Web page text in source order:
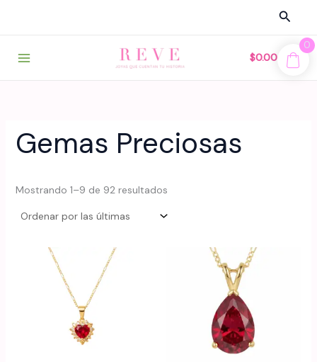
Buscar
$0.00
Gemas Preciosas
Mostrando 1–9 de 92 resultadosSorted
0